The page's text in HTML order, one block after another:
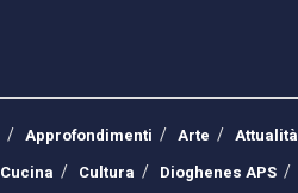
Approfondimenti Arte
Attualità
Cucina Cultura Dioghenes APS